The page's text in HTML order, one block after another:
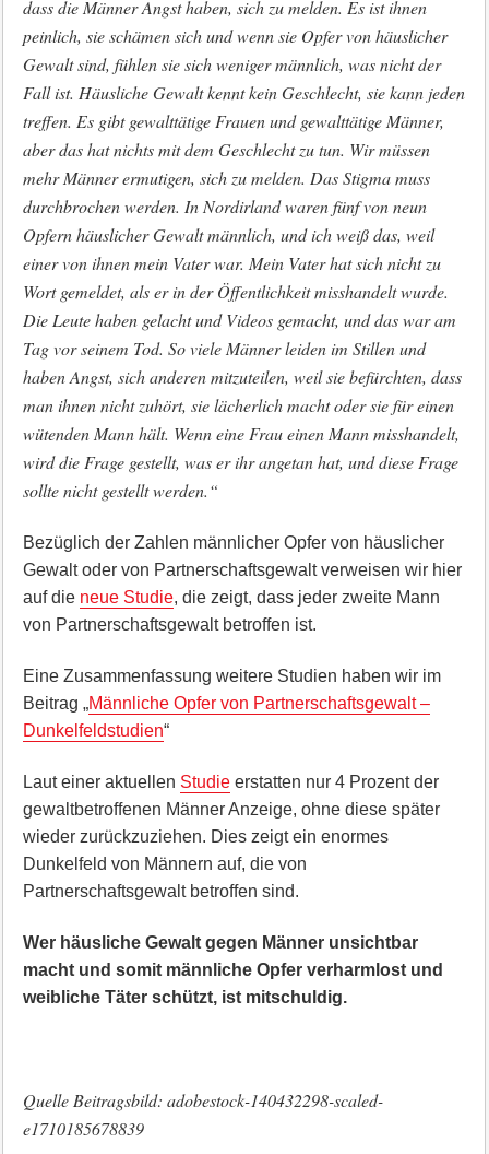
dass die Männer Angst haben, sich zu melden. Es ist ihnen
peinlich, sie schämen sich und wenn sie Opfer von häuslicher
Gewalt sind, fühlen sie sich weniger männlich, was nicht der
Fall ist. Häusliche Gewalt kennt kein Geschlecht, sie kann jeden
treffen. Es gibt gewalttätige Frauen und gewalttätige Männer,
aber das hat nichts mit dem Geschlecht zu tun. Wir müssen
mehr Männer ermutigen, sich zu melden. Das Stigma muss
durchbrochen werden. In Nordirland waren fünf von neun
Opfern häuslicher Gewalt männlich, und ich weiß das, weil
einer von ihnen mein Vater war. Mein Vater hat sich nicht zu
Wort gemeldet, als er in der Öffentlichkeit misshandelt wurde.
Die Leute haben gelacht und Videos gemacht, und das war am
Tag vor seinem Tod. So viele Männer leiden im Stillen und
haben Angst, sich anderen mitzuteilen, weil sie befürchten, dass
man ihnen nicht zuhört, sie lächerlich macht oder sie für einen
wütenden Mann hält. Wenn eine Frau einen Mann misshandelt,
wird die Frage gestellt, was er ihr angetan hat, und diese Frage
sollte nicht gestellt werden.“
Bezüglich der Zahlen männlicher Opfer von häuslicher
Gewalt oder von Partnerschaftsgewalt verweisen wir hier
auf die neue Studie, die zeigt, dass jeder zweite Mann
von Partnerschaftsgewalt betroffen ist.
Eine Zusammenfassung weitere Studien haben wir im
Beitrag „Männliche Opfer von Partnerschaftsgewalt –
Dunkelfeldstudien“
Laut einer aktuellen Studieerstatten nur 4 Prozent der
gewaltbetroffenen Männer Anzeige, ohne diese später
wieder zurückzuziehen. Dies zeigt ein enormes
Dunkelfeld von Männern auf, die von
Partnerschaftsgewalt betroffen sind.
Wer häusliche Gewalt gegen Männer unsichtbar
macht und somit männliche Opfer verharmlost und
weibliche Täter schützt, ist mitschuldig.
Quelle Beitragsbild: adobestock-140432298-scaled-
e1710185678839